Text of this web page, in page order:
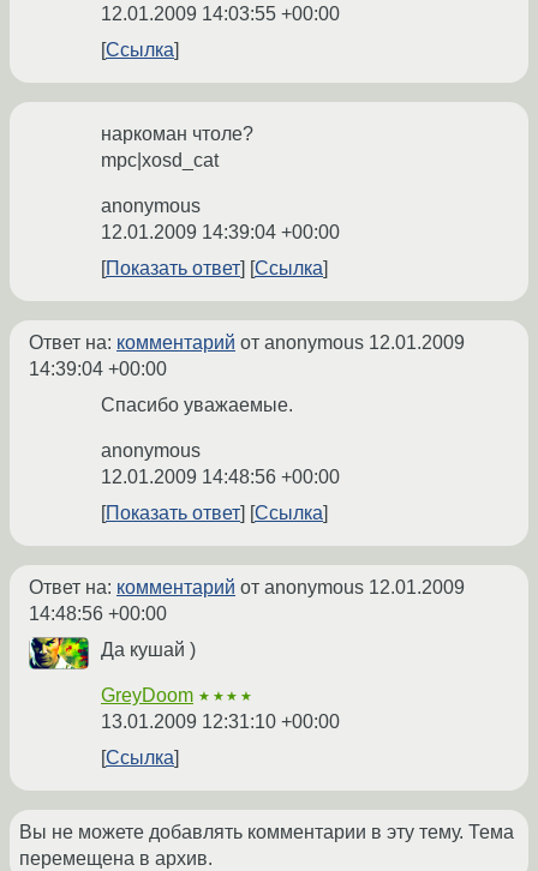
12.01.2009 14:03:55 +00:00
Ссылка
наркоман чтоле?
mpc|xosd_cat
anonymous
12.01.2009 14:39:04 +00:00
Показать ответ
Ссылка
Ответ на: комментарий от anonymous 12.01.2009
14:39:04 +00:00
Спасибо уважаемые.
anonymous
12.01.2009 14:48:56 +00:00
Показать ответ
Ссылка
Ответ на: комментарий от anonymous 12.01.2009
14:48:56 +00:00
Да кушай )
GreyDoom ★★★★
13.01.2009 12:31:10 +00:00
Ссылка
Вы не можете добавлять комментарии в эту тему. Тема
перемещена в архив.